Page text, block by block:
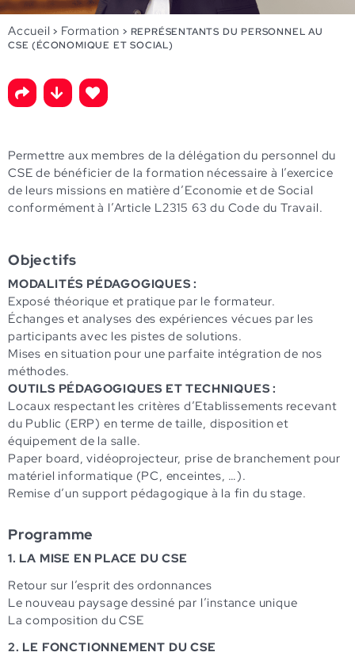
Accueil > Formation > REPRÉSENTANTS DU PERSONNEL AU
CSE (ÉCONOMIQUE ET SOCIAL)
Permettre aux membres de la délégation du personnel du
CSE de bénéficier de la formation nécessaire à l’exercice
de leurs missions en matière d’Economie et de Social
conformément à l’Article L2315 63 du Code du Travail.
Objectifs
MODALITÉS PÉDAGOGIQUES :
Exposé théorique et pratique par le formateur.
Échanges et analyses des expériences vécues par les
participants avec les pistes de solutions.
Mises en situation pour une parfaite intégration de nos
méthodes.
OUTILS PÉDAGOGIQUES ET TECHNIQUES :
Locaux respectant les critères d’Etablissements recevant
du Public (ERP) en terme de taille, disposition et
équipement de la salle.
Paper board, vidéoprojecteur, prise de branchement pour
matériel informatique (PC, enceintes, …).
Remise d’un support pédagogique à la fin du stage.
Programme
1. LA MISE EN PLACE DU CSE
Retour sur l’esprit des ordonnances
Le nouveau paysage dessiné par l’instance unique
La composition du CSE
2. LE FONCTIONNEMENT DU CSE